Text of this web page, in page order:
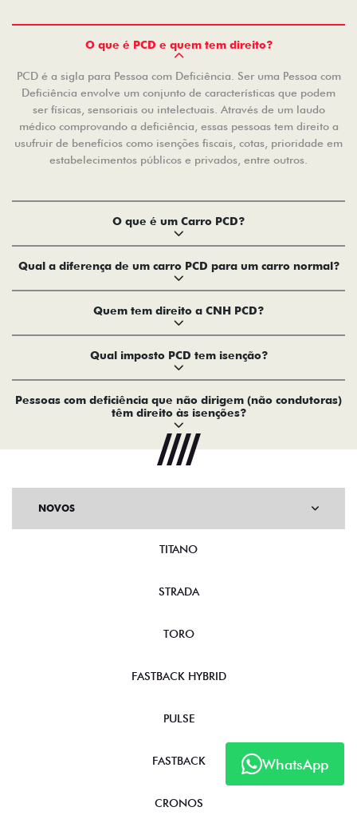
O que é PCD e quem tem direito?
PCD é a sigla para Pessoa com Deficiência. Ser uma Pessoa com
Deficiência envolve um conjunto de características que podem
ser físicas, sensoriais ou intelectuais. Através de um laudo
médico comprovando a deficiência, essas pessoas tem direito a
usufruir de benefícios como isenções fiscais, cotas, prioridade em
estabelecimentos públicos e privados, entre outros.
O que é um Carro PCD?
Qual a diferença de um carro PCD para um carro normal?
Quem tem direito a CNH PCD?
Qual imposto PCD tem isenção?
Pessoas com deficiência que não dirigem (não condutoras)
têm direito às isenções?
WhatsApp
NOVOS
TITANO
STRADA
TORO
FASTBACK HYBRID
PULSE
FASTBACK
CRONOS